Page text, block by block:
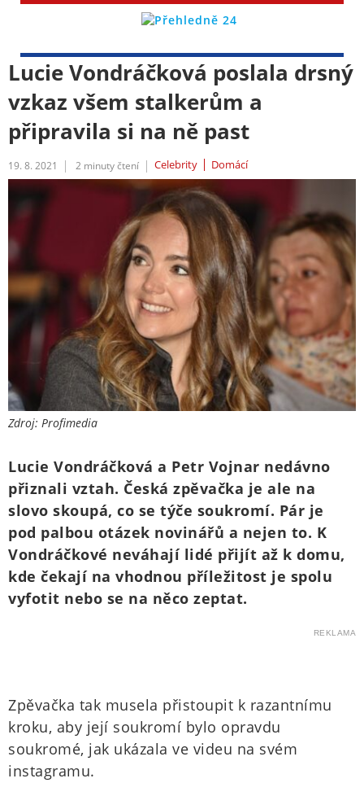
Lucie Vondráčková poslala drsný
vzkaz všem stalkerům a
připravila si na ně past
19. 8. 2021 2 minuty čtení Celebrity Domácí
Zdroj: Profimedia
Lucie Vondráčková a Petr Vojnar nedávno
přiznali vztah. Česká zpěvačka je ale na
slovo skoupá, co se týče soukromí. Pár je
pod palbou otázek novinářů a nejen to. K
Vondráčkové neváhají lidé přijít až k domu,
kde čekají na vhodnou příležitost je spolu
vyfotit nebo se na něco zeptat.
REKLAMA
Zpěvačka tak musela přistoupit k razantnímu
kroku, aby její soukromí bylo opravdu
soukromé, jak ukázala ve videu na svém
instagramu.